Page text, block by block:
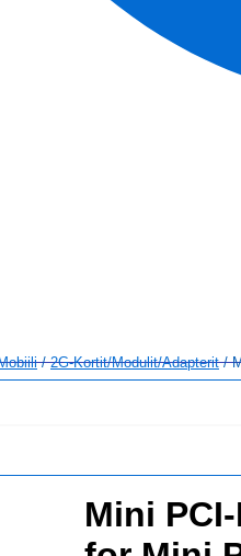
/2G-Kortit/modulit/adapterit/
Mini